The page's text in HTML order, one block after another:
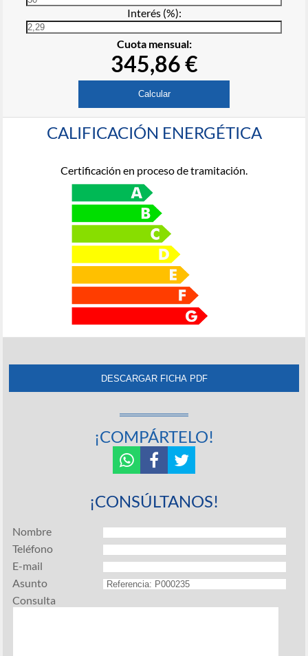
Interés (%):
Cuota mensual:
345,86 €
CALIFICACIÓN ENERGÉTICA
Certificación en proceso de tramitación.
¡COMPÁRTELO!
¡CONSÚLTANOS!
Nombre
Teléfono
E-mail
Asunto
Consulta